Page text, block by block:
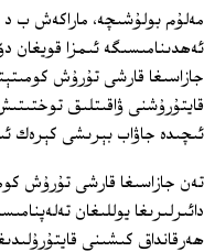
مەلۇم بولۇشىچە، ماراكەش ب
ئەھدىنامىسىگە ئىمزا
جازاسىغا قارشى تۇرۇش
ئىچىدە جاۋاب بېرىشى كېرەك
دائىرلىرىغا يوللىغان
ھەرقانداق كىشىنى